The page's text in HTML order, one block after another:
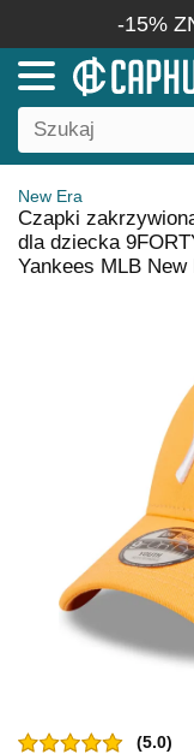
-15%
New Era
Czapki
dla dziecka
Yankees MLB New
(5.0)